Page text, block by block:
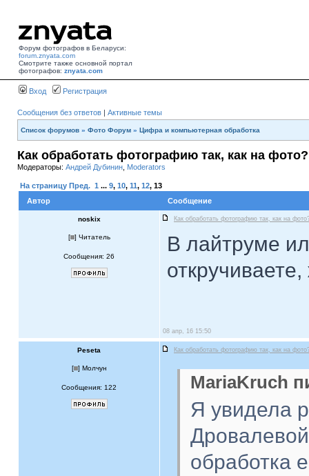
Форум фотографов в Беларуси:
forum.znyata.com
Смотрите также основной портал
фотографов: znyata.com
Вход Регистрация
Сообщения без ответов | Активные темы
Список форумов » Фото Форум » Цифра и компьютерная обработка
Как обработать фотографию так, как на фото?
Модераторы: Андрей Дубинин Moderators
На страницу Пред. 1 ... 9, 10, 11, 12, 13
Автор
Сообщение
noskix Как обработать фотографию так, как на
[ ] Читатель
Сообщения: 26
В лайтруме
08 апр, 16 15:50
Peseta Как обработать фотографию так, как на
[ ] Молчун
Сообщения: 122 MariaKruch
Я увидела
обработка